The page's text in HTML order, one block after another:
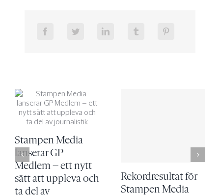
Stampen Media
lanserar GP
Medlem – ett nytt
sätt att uppleva och
ta del av
Rekordresultat för
Stampen Media